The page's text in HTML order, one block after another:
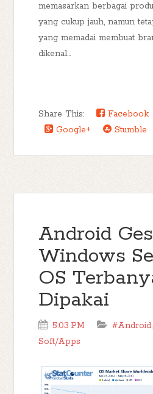
memasarkan berbagai
yang cukup jauh, namun
yang memadai membuat
dikenal...
Share This: Facebook
Google+
Stumble
Android
Windows
OS
Dipakai
5:03 PM #Android
Soft/Apps